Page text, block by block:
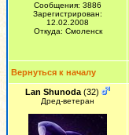
Сообщения: 3886
Зарегистрирован:
12.02.2008
Откуда: Смоленск
Вернуться к началу
Lan Shunoda (32)
Дред-ветеран